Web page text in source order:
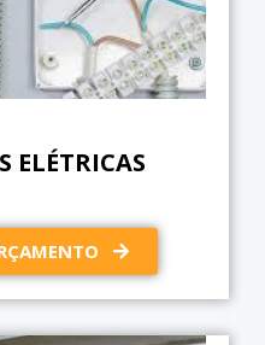
ELÉTRICAS